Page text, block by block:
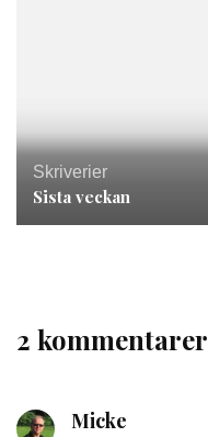
Skriverier
Sista veckan
2 kommentarer
Micke